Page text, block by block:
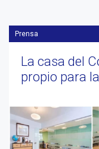
Prensa
La casa del
propio para